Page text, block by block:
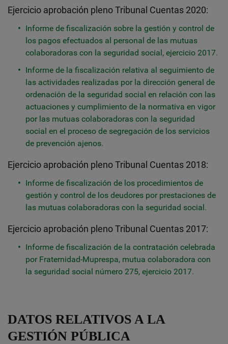
Ejercicio aprobación pleno Tribunal Cuentas 2020:
Informe de fiscalización sobre la gestión y control de
los pagos efectuados al personal de las mutuas
colaboradoras con la seguridad social, ejercicio 2017.
Informe de la fiscalización relativa al seguimiento de
las actividades realizadas por la dirección general de
ordenación de la seguridad social en relación con las
actuaciones y cumplimiento de la normativa en vigor
por las mutuas colaboradoras con la seguridad
social en el proceso de segregación de los servicios
de prevención ajenos.
Ejercicio aprobación pleno Tribunal Cuentas 2018:
Informe de fiscalización de los procedimientos de
gestión y control de los deudores por prestaciones de
las mutuas colaboradoras con la seguridad social.
Ejercicio aprobación pleno Tribunal Cuentas 2017:
Informe de fiscalización de la contratación celebrada
por Fraternidad-Muprespa, mutua colaboradora con
la seguridad social número 275, ejercicio 2017.
DATOS RELATIVOS A LA
GESTIÓN PÚBLICA